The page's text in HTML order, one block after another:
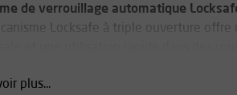
de verrouillage automatique
Locksafe à triple ouverture
HMS optimale pour une utilisation
plus...